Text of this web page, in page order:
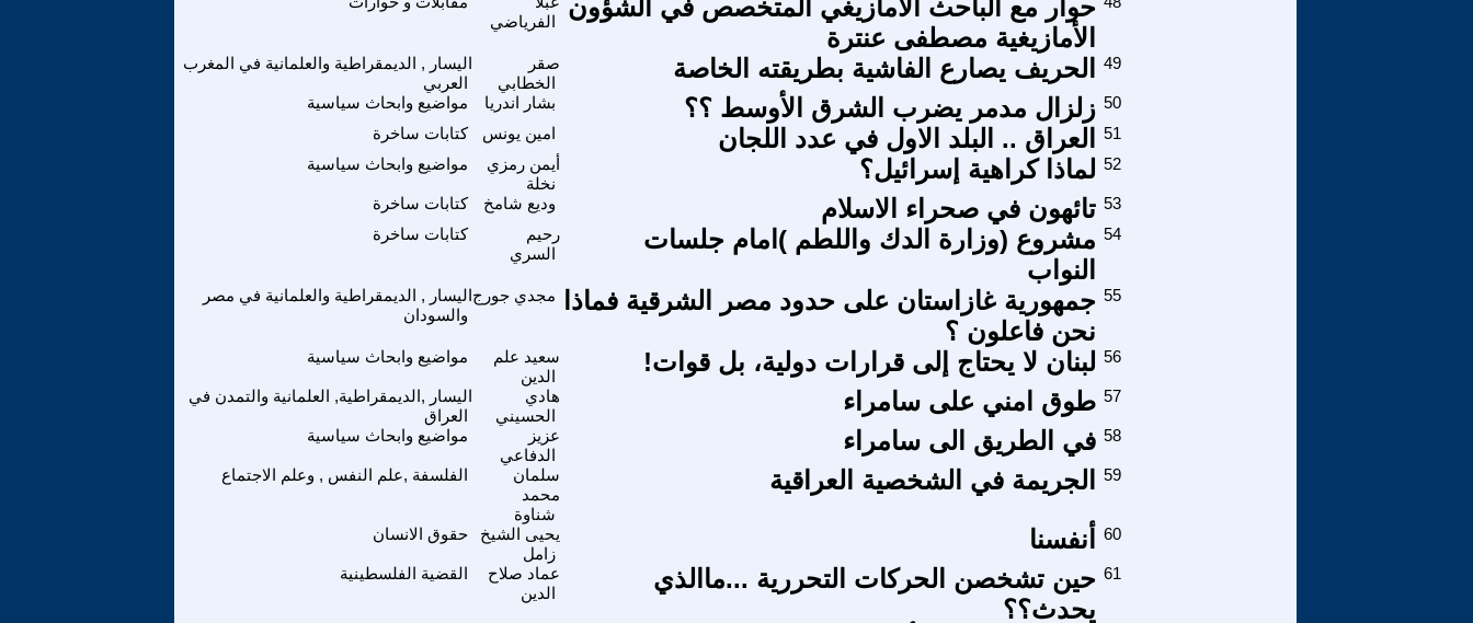
الفرياضي
حوار مع الباحث الأمازيغي المتخصص في الشؤون
الأمازيغية مصطفى عنترة
اليسار , الديمقراطية والعلمانية في المغرب
العربي
صقر
الخطابي
الحريف يصارع الفاشية بطريقته الخاصة 49
مواضيع وابحاث سياسية بشار اندريا زلزال مدمر يضرب الشرق الأوسط ؟؟ 50
كتابات ساخرة
امين يونس العراق .. البلد الاول في عدد اللجان
51
مواضيع وابحاث سياسية
أيمن رمزي
نخلة
لماذا كراهية إسرائيل؟ 52
كتابات ساخرة وديع شامخ تائهون في صحراء الاسلام 53
كتابات ساخرة
رحيم
السري
مشروع (وزارة الدك واللطم )امام جلسات
النواب
54
اليسار , الديمقراطية والعلمانية في مصر
والسودان
مجدي جورج
جمهورية غازاستان على حدود مصر الشرقية فماذا
نحن فاعلون ؟
55
مواضيع وابحاث سياسية
سعيد علم
الدين
لبنان لا يحتاج إلى قرارات دولية، بل قوات! 56
اليسار ,الديمقراطية, العلمانية والتمدن في
العراق
هادي
الحسيني
طوق امني على سامراء 57
مواضيع وابحاث سياسية
عزيز
الدفاعي
في الطريق الى سامراء 58
الفلسفة ,علم النفس , وعلم الاجتماع
سلمان
محمد
شناوة
الجريمة في الشخصية العراقية 59
حقوق الانسان
يحيى الشيخ
زامل
أنفسنا 60
القضية الفلسطينية
عماد صلاح
الدين
حين تشخصن الحركات التحررية ...ماالذي
يحدث؟؟
61